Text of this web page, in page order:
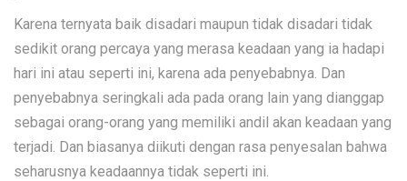
Karena ternyata baik disadari maupun tidak disadari tidak
sedikit orang percaya yang merasa keadaan yang ia hadapi
hari ini atau seperti ini, karena ada penyebabnya. Dan
penyebabnya seringkali ada pada orang lain yang dianggap
sebagai orang-orang yang memiliki andil akan keadaan yang
terjadi. Dan biasanya diikuti dengan rasa penyesalan bahwa
seharusnya keadaannya tidak seperti ini.